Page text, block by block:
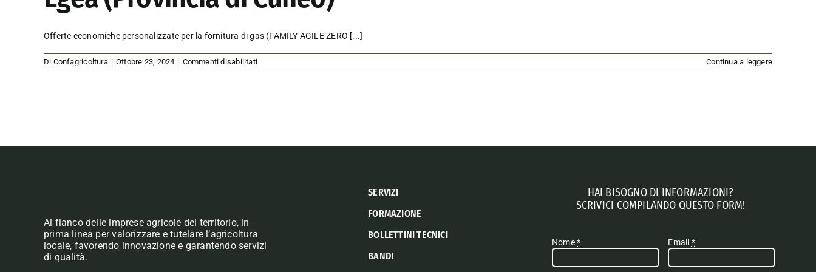
Offerte economiche personalizzate per la fornitura di gas (FAMILY AGILE ZERO [...]
Di Confagricoltura | Ottobre 23, 2024 | Commenti disabilitatisu
Egea
Continua a leggere
Al fianco delle imprese agricole del territorio, in
prima linea per valorizzare e tutelare l’agricoltura
locale, favorendo innovazione e garantendo servizi
di qualità.
SERVIZI
FORMAZIONE
BOLLETTINI TECNICI
BANDI
HAI BISOGNO DI INFORMAZIONI?
SCRIVICI COMPILANDO QUESTO FORM!
Nome* Email *